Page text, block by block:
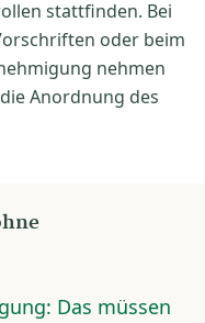
stattfinden. Bei
oder beim
nehmen
Anordnung des
Das müssen